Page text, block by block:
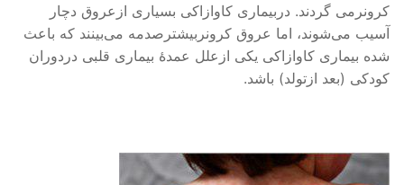
کرونرمی گردند. دربیماری کاوازاکی بسیاری ازعروق دچار
آسیب می‌شوند، اما عروق کرونربیشترصدمه می‌بینند که باعث
شده بیماری کاوازاکی یکی ازعلل عمدهٔ بیماری قلبی دردوران
کودکی (بعد ازتولد) باشد.